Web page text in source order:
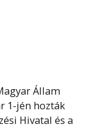
Állam
1-jén hozták
Hivatal és a